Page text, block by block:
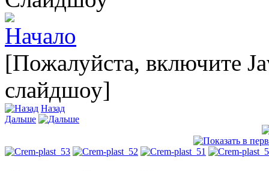
[Пожалуйста, включите
слайдшоу]
Назад
Дальше